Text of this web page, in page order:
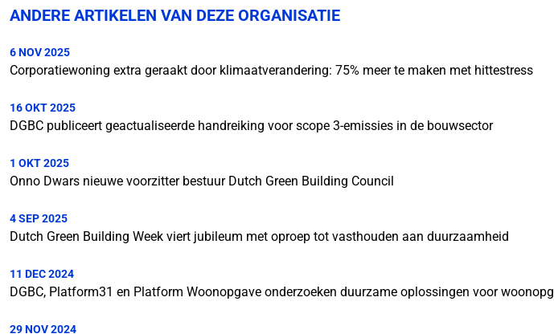
ANDERE ARTIKELEN VAN DEZE ORGANISATIE
6 NOV 2025
Corporatiewoning extra geraakt door klimaatverandering: 75% meer te maken met hittestress
16 OKT 2025
DGBC publiceert geactualiseerde handreiking voor scope 3-emissies in de bouwsector
1 OKT 2025
Onno Dwars nieuwe voorzitter bestuur Dutch Green Building Council
4 SEP 2025
Dutch Green Building Week viert jubileum met oproep tot vasthouden aan duurzaamheid
11 DEC 2024
DGBC, Platform31 en Platform Woonopgave onderzoeken duurzame oplossingen voor
29 NOV 2024